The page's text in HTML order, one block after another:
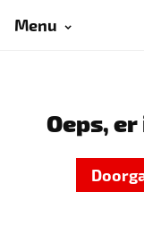
Menu
Oeps,